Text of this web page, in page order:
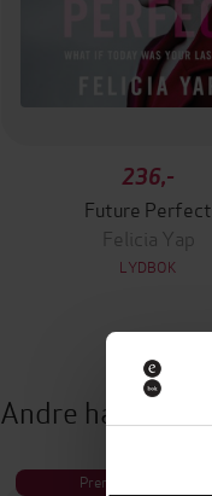
236,-
Future Perfect
Felicia Yap
LYDBOK
Andre har også
Premium